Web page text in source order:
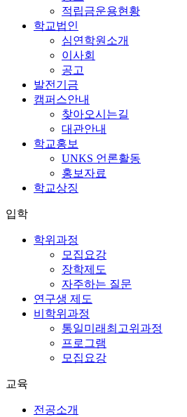
적립금운용현황
학교법인
심연학원소개
이사회
공고
발전기금
캠퍼스안내
찾아오시는길
대관안내
학교홍보
UNKS 언론활동
홍보자료
학교상징
입학
학위과정
모집요강
장학제도
자주하는 질문
연구생 제도
비학위과정
통일미래최고위과정
프로그램
모집요강
교육
전공소개